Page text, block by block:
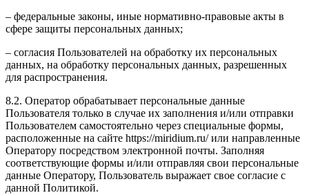
– федеральные законы, иные нормативно-правовые акты в
сфере защиты персональных данных;
– согласия Пользователей на обработку их персональных
данных, на обработку персональных данных, разрешенных
для распространения.
8.2. Оператор обрабатывает персональные данные
Пользователя только в случае их заполнения и/или отправки
Пользователем самостоятельно через специальные формы,
расположенные на сайте https://miridium.ru/ или направленные
Оператору посредством электронной почты. Заполняя
соответствующие формы и/или отправляя свои персональные
данные Оператору, Пользователь выражает свое согласие с
данной Политикой.